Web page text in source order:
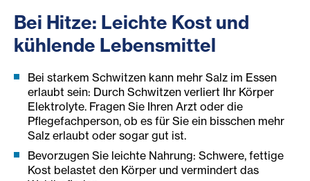
Bei Hitze: Leichte Kost und
kühlende Lebensmittel
Bei starkem Schwitzen kann mehr Salz im Essen
erlaubt sein: Durch Schwitzen verliert Ihr Körper
Elektrolyte. Fragen Sie Ihren Arzt oder die
Pflegefachperson, ob es für Sie ein bisschen mehr
Salz erlaubt oder sogar gut ist.
Bevorzugen Sie leichte Nahrung: Schwere, fettige
Kost belastet den Körper und vermindert das